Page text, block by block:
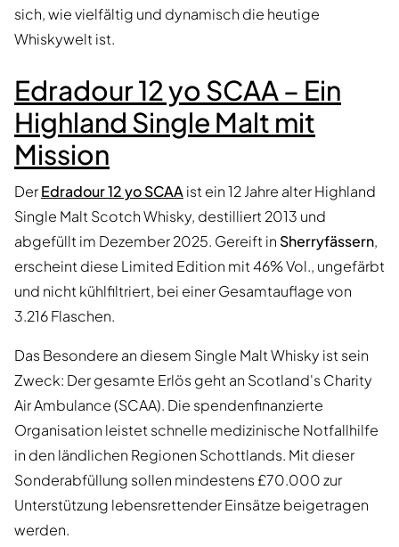
sich, wie vielfältig und dynamisch die heutige
Whiskywelt ist.
Edradour 12 yo SCAA – Ein
Highland Single Malt mit
Mission
DerEdradour 12 yo SCAA ist ein 12 Jahre alter Highland
Single Malt Scotch Whisky, destilliert 2013 und
abgefüllt im Dezember 2025. Gereift in Sherryfässern,
erscheint diese Limited Edition mit 46% Vol., ungefärbt
und nicht kühlfiltriert, bei einer Gesamtauflage von
3.216 Flaschen.
Das Besondere an diesem Single Malt Whisky ist sein
Zweck: Der gesamte Erlös geht an Scotland's Charity
Air Ambulance (SCAA). Die spendenfinanzierte
Organisation leistet schnelle medizinische Notfallhilfe
in den ländlichen Regionen Schottlands. Mit dieser
Sonderabfüllung sollen mindestens £70.000 zur
Unterstützung lebensrettender Einsätze beigetragen
werden.